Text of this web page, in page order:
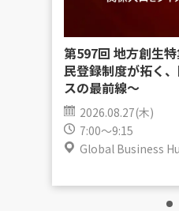
第597回 地方創生
民登録制度が拓く
スの最前線〜
2026.08.27(木)
7:00～9:15
Global Business